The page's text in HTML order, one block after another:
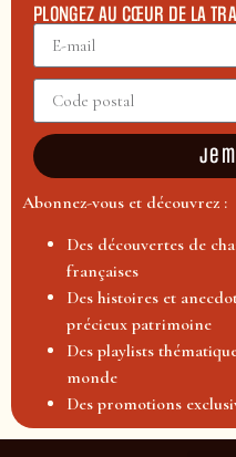
PLONGEZ AU CŒUR DE LA
Je
Abonnez-vous et découvrez :
Des découvertes de
françaises
Des histoires et
précieux patrimoine
Des playlists
monde
Des promotions